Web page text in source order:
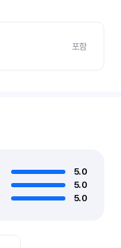
포함
5.0
5.0
5.0